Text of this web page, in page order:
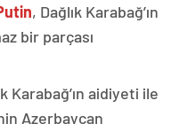
, Dağlık Karabağ’ın
bir parçası
Karabağ’ın aidiyeti ile
Azerbaycan